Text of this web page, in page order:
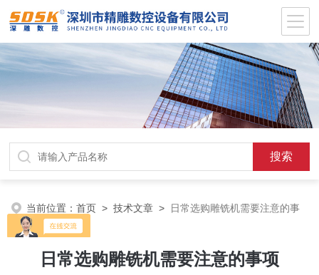
当前位置：首页 >技术文章 > 日常选购雕铣机需要注意的事
项
日常选购雕铣机需要注意的事项